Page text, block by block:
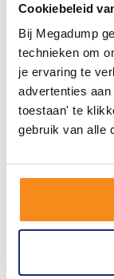
Cookiebeleid
Bij Megadump
technieken om
je ervaring te
advertenties
toestaan' te
gebruik van alle